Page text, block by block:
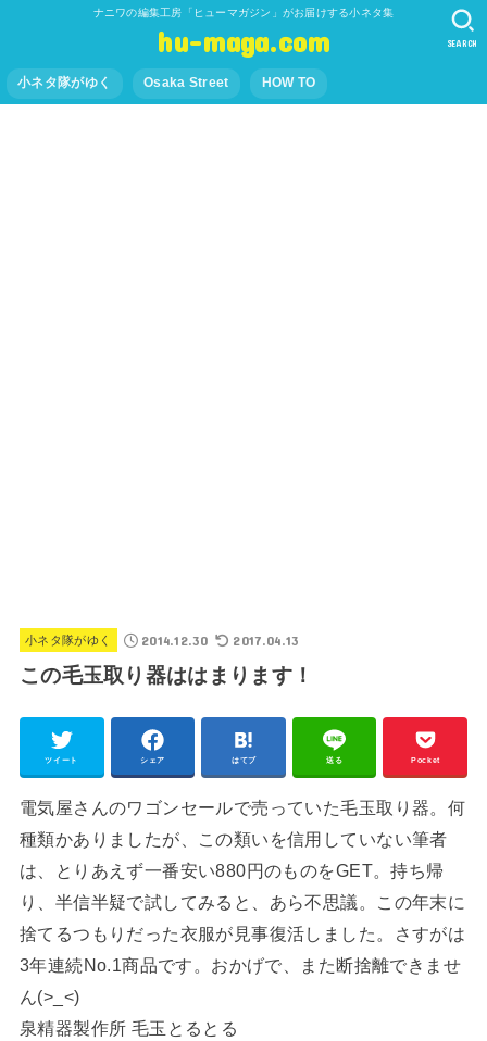
ナニワの編集工房「ヒューマガジン」がお届けする小ネタ集
hu-maga.com
小ネタ隊がゆく Osaka Street HOW TO
SEARCH
小ネタ隊がゆく 2014.12.30 2017.04.13
この毛玉取り器ははまります！
ツイート シェア はてブ 送る Pocket
電気屋さんのワゴンセールで売っていた毛玉取り器。何
種類かありましたが、この類いを信用していない筆者
は、とりあえず一番安い880円のものをGET。持ち帰
り、半信半疑で試してみると、あら不思議。この年末に
捨てるつもりだった衣服が見事復活しました。さすがは
3年連続No.1商品です。おかげで、また断捨離できませ
ん(>_<)
泉精器製作所 毛玉とるとる